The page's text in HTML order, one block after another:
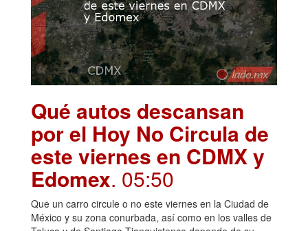
Qué autos descansan
por el Hoy No Circula de
este viernes en CDMX y
Edomex. 05:50
Que un carro circule o no este viernes en la Ciudad de
México y su zona conurbada, así como en los valles de